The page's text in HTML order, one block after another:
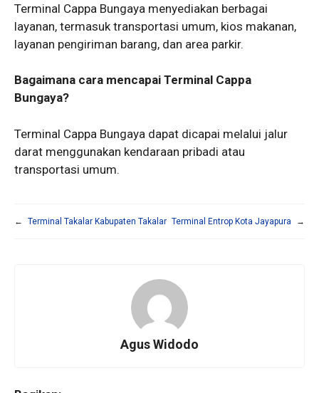
Terminal Cappa Bungaya menyediakan berbagai
layanan, termasuk transportasi umum, kios makanan,
layanan pengiriman barang, dan area parkir.
Bagaimana cara mencapai Terminal Cappa
Bungaya?
Terminal Cappa Bungaya dapat dicapai melalui jalur
darat menggunakan kendaraan pribadi atau
transportasi umum.
← Terminal Takalar Kabupaten Takalar Terminal Entrop Kota Jayapura →
Agus Widodo